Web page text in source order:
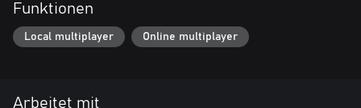
Funktionen
Local multiplayer Online multiplayer
Arbeitet mit